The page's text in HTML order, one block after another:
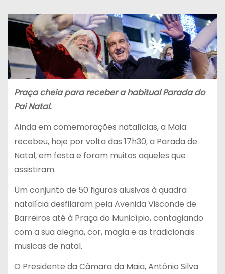
Praça cheia para receber a habitual Parada do
Pai Natal.
Ainda em comemorações natalícias, a Maia
recebeu, hoje por volta das 17h30, a Parada de
Natal, em festa e foram muitos aqueles que
assistiram.
Um conjunto de 50 figuras alusivas à quadra
natalícia desfilaram pela Avenida Visconde de
Barreiros até à Praça do Município, contagiando
com a sua alegria, cor, magia e as tradicionais
musicas de natal.
O Presidente da Câmara da Maia, António Silva